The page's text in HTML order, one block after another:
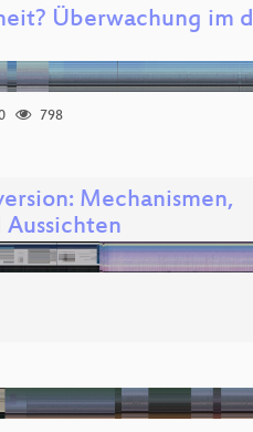
Überwachung im
798
Mechanismen,